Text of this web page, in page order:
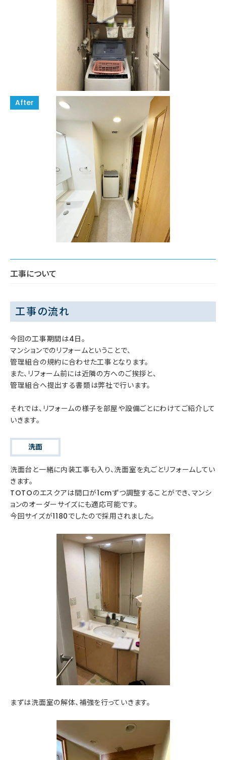
工事について
工事の流れ
今回の工事期間は4日。
マンションでのリフォームということで、
管理組合の規約に合わせた工事となります。
また、リフォーム前には近隣の方へのご挨拶と、
管理組合へ提出する書類は弊社で行います。
それでは、リフォームの様子を部屋や設備ごとにわけてご紹介して
いきます。
洗面
洗面台と一緒に内装工事も入り、洗面室を丸ごとリフォームしてい
きます。
TOTOのエスクアは間口が1cmずつ調整することができ、マンシ
ョンのオーダーサイズにも適応可能です。
今回サイズが1180でしたので採用されました。
まずは洗面室の解体、補強を行っていきます。